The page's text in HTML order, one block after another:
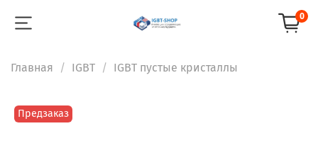
0
Главная IGBT IGBT пустые кристаллы
Предзаказ